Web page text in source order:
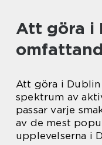
Att göra i
Att göra i
spektrum av
passar varje
av de mest
upplevelserna i